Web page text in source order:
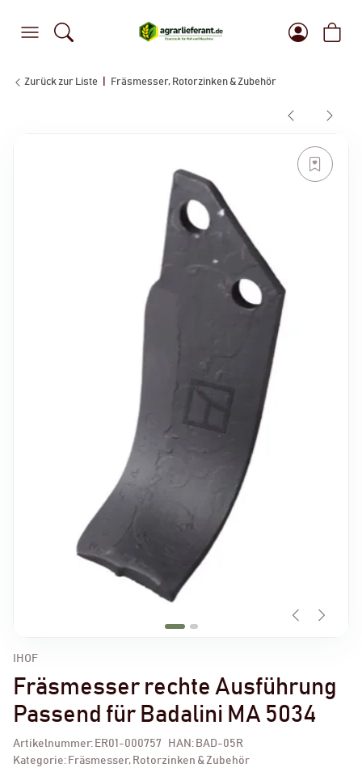
Zurück zur Liste Fräsmesser, Rotorzinken & Zubehör
IHOF
Fräsmesser rechte Ausführung
Passend für Badalini MA 5034
Artikelnummer: ER01-000757 HAN: BAD-05R
Kategorie: Fräsmesser, Rotorzinken & Zubehör